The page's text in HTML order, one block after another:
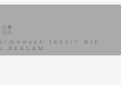
teści? NIE
REKLAM